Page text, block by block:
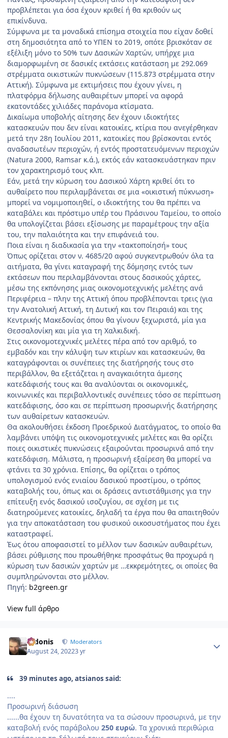
προβλέπεται για όσα έχουν κριθεί ή θα κριθούν ως
επικίνδυνα.
Σύμφωνα με τα μοναδικά επίσημα στοιχεία που είχαν δοθεί
στη δημοσιότητα από το ΥΠΕΝ το 2019, οπότε βρισκόταν σε
εξέλιξη μόνο το 50% των Δασικών Χαρτών, υπήρχε μια
διαμορφωμένη σε δασικές εκτάσεις κατάσταση με 292.069
στρέμματα οικιστικών πυκνώσεων (115.873 στρέμματα στην
Αττική). Σύμφωνα με εκτιμήσεις που έχουν γίνει, η
πλατφόρμα δήλωσης αυθαιρέτων μπορεί να αφορά
εκατοντάδες χιλιάδες παράνομα κτίσματα.
Δικαίωμα υποβολής αίτησης δεν έχουν ιδιοκτήτες
κατασκευών που δεν είναι κατοικίες, κτίρια που ανεγέρθηκαν
μετά την 28η Ιουλίου 2011, κατοικίες που βρίσκονται εντός
αναδασωτέων περιοχών, ή εντός προστατευόμενων περιοχών
(Natura 2000, Ramsar κ.ά.), εκτός εάν κατασκευάστηκαν πριν
τον χαρακτηρισμό τους κλπ.
Εάν, μετά την κύρωση του Δασικού Χάρτη κριθεί ότι το
αυθαίρετο που περιλαμβάνεται σε μια «οικιστική πύκνωση»
μπορεί να νομιμοποιηθεί, ο ιδιοκτήτης του θα πρέπει να
καταβάλει και πρόστιμο υπέρ του Πράσινου Ταμείου, το οποίο
θα υπολογίζεται βάσει εξίσωσης με παραμέτρους την αξία
του, την παλαιότητα και την επιφάνειά του.
Ποια είναι η διαδικασία για την «τακτοποίησή» τους
Όπως ορίζεται στον ν. 4685/20 αφού συγκεντρωθούν όλα τα
αιτήματα, θα γίνει καταγραφή της δόμησης εντός των
εκτάσεων που περιλαμβάνονται στους δασικούς χάρτες,
μέσω της εκπόνησης μιας οικονομοτεχνικής μελέτης ανά
Περιφέρεια – πλην της Αττική όπου προβλέπονται τρεις (για
την Ανατολική Αττική, τη Δυτική και τον Πειραιά) και της
Κεντρικής Μακεδονίας όπου θα γίνουν ξεχωριστά, μία για
Θεσσαλονίκη και μία για τη Χαλκιδική.
Στις οικονομοτεχνικές μελέτες πέρα από τον αριθμό, το
εμβαδόν και την κάλυψη των κτιρίων και κατασκευών, θα
καταγράφονται οι συνέπειες της διατήρησής τους στο
περιβάλλον, θα εξετάζεται η αναγκαιότητα άμεσης
κατεδάφισής τους και θα αναλύονται οι οικονομικές,
κοινωνικές και περιβαλλοντικές συνέπειες τόσο σε περίπτωση
κατεδάφισης, όσο και σε περίπτωση προσωρινής διατήρησης
των αυθαίρετων κατασκευών.
Θα ακολουθήσει έκδοση Προεδρικού Διατάγματος, το οποίο θα
λαμβάνει υπόψη τις οικονομοτεχνικές μελέτες και θα ορίζει
ποιες οικιστικές πυκνώσεις εξαιρούνται προσωρινά από την
κατεδάφιση. Μάλιστα, η προσωρινή εξαίρεση θα μπορεί να
φτάνει τα 30 χρόνια. Επίσης, θα ορίζεται o τρόπος
υπολογισμού ενός ενιαίου δασικού προστίμου, ο τρόπος
καταβολής του, όπως και οι δράσεις αντιστάθμισης για την
επίτευξη ενός δασικού ισοζυγίου, σε σχέση με τις
διατηρούμενες κατοικίες, δηλαδή τα έργα που θα απαιτηθούν
για την αποκατάσταση του φυσικού οικοσυστήματος που έχει
καταστραφεί.
Έως ότου αποφασιστεί το μέλλον των δασικών αυθαιρέτων,
βάσει ρύθμισης που προωθήθηκε προσφάτως θα προχωρά η
κύρωση των δασικών χαρτών με …εκκρεμότητες, οι οποίες θα
συμπληρώνονται στο μέλλον.
Πηγή: b2green.gr
View full άρθρο
Didonis Moderators
August 24, 20223 yr
39 minutes ago, atsianos said:
....
Προσωρινή διάσωση
......θα έχουν τη δυνατότητα να τα σώσουν προσωρινά, με την
καταβολή ενός παράβολου 250 ευρώ. Τα χρονικά περιθώρια